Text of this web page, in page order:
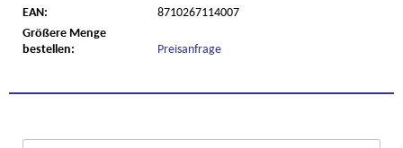
EAN:
8710267114007
Größere Menge
bestellen:
Preisanfrage